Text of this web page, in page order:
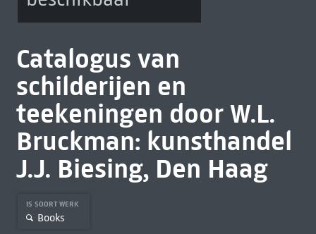
Catalogus van
schilderijen en
teekeningen door W.L.
Bruckman: kunsthandel
J.J. Biesing, Den Haag
IS SOORT WERK
Books